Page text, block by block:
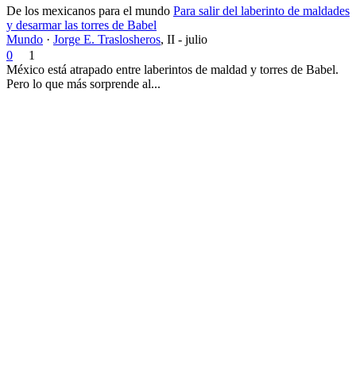
De los mexicanos para el mundo Para salir del laberinto de maldades
y desarmar las torres de Babel
Mundo · Jorge E. Traslosheros, II - julio
0
1
México está atrapado entre laberintos de maldad y torres de Babel.
Pero lo que más sorprende al...